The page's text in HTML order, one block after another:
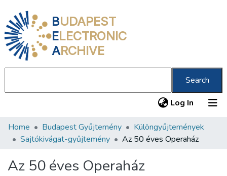
BUDAPEST
ELECTRONIC
ARCHIVE
Search
Log In (current)
Communities & Collections
Statistics
Home Budapest Gyűjtemény
Különgyűjtemények
Sajtókivágat-gyűjtemény
Az 50 éves Operaház
Az 50 éves Operaház